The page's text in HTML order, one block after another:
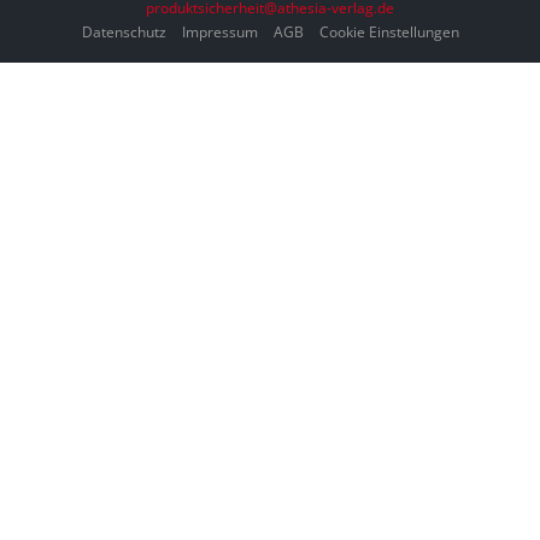
produktsicherheit@athesia-verlag.de
Datenschutz
Impressum AGB Cookie Einstellungen